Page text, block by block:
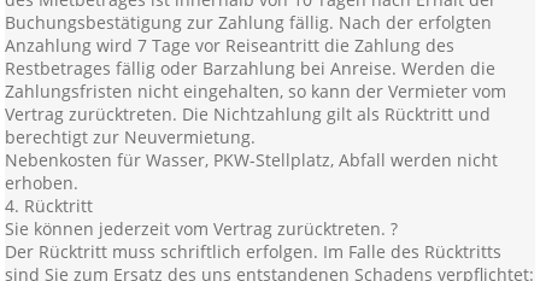
Buchungsbestätigung zur Zahlung fällig. Nach der erfolgten
Anzahlung wird 7 Tage vor Reiseantritt die Zahlung des
Restbetrages fällig oder Barzahlung bei Anreise. Werden die
Zahlungsfristen nicht eingehalten, so kann der Vermieter vom
Vertrag zurücktreten. Die Nichtzahlung gilt als Rücktritt und
berechtigt zur Neuvermietung.
Nebenkosten für Wasser, PKW-Stellplatz, Abfall werden nicht
erhoben.
4. Rücktritt
Sie können jederzeit vom Vertrag zurücktreten. ?
Der Rücktritt muss schriftlich erfolgen. Im Falle des Rücktritts
sind Sie zum Ersatz des uns entstandenen Schadens verpflichtet: